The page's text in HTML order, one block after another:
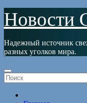
Перейти
содержимому
Новости
Надежный источник
разных уголков мира.